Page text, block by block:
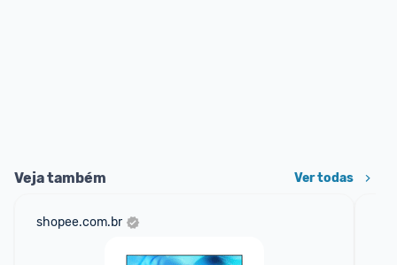
Veja também Ver todas
shopee.com.br